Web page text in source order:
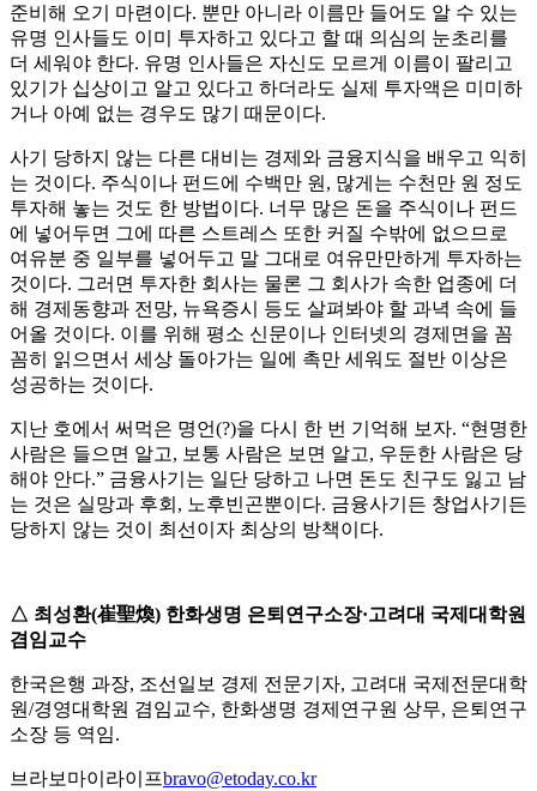
준비해 오기 마련이다. 뿐만 아니라 이름만 들어도 알 수 있는
유명 인사들도 이미 투자하고 있다고 할 때 의심의 눈초리를
더 세워야 한다. 유명 인사들은 자신도 모르게 이름이 팔리고
있기가 십상이고 알고 있다고 하더라도 실제 투자액은 미미하
거나 아예 없는 경우도 많기 때문이다.
사기 당하지 않는 다른 대비는 경제와 금융지식을 배우고 익히
는 것이다. 주식이나 펀드에 수백만 원, 많게는 수천만 원 정도
투자해 놓는 것도 한 방법이다. 너무 많은 돈을 주식이나 펀드
에 넣어두면 그에 따른 스트레스 또한 커질 수밖에 없으므로
여유분 중 일부를 넣어두고 말 그대로 여유만만하게 투자하는
것이다. 그러면 투자한 회사는 물론 그 회사가 속한 업종에 더
해 경제동향과 전망, 뉴욕증시 등도 살펴봐야 할 과녁 속에 들
어올 것이다. 이를 위해 평소 신문이나 인터넷의 경제면을 꼼
꼼히 읽으면서 세상 돌아가는 일에 촉만 세워도 절반 이상은
성공하는 것이다.
지난 호에서 써먹은 명언(?)을 다시 한 번 기억해 보자. “현명한
사람은 들으면 알고, 보통 사람은 보면 알고, 우둔한 사람은 당
해야 안다.” 금융사기는 일단 당하고 나면 돈도 친구도 잃고 남
는 것은 실망과 후회, 노후빈곤뿐이다. 금융사기든 창업사기든
당하지 않는 것이 최선이자 최상의 방책이다.
△ 최성환(崔聖煥) 한화생명 은퇴연구소장·고려대 국제대학원
겸임교수
한국은행 과장, 조선일보 경제 전문기자, 고려대 국제전문대학
원/경영대학원 겸임교수, 한화생명 경제연구원 상무, 은퇴연구
소장 등 역임.
브라보마이라이프bravo@etoday.co.kr